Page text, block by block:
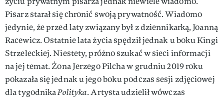
Pisarz starał się chronić swoją prywatność. Wiadomo
jedynie, że przed laty związany był z dziennikarką, Joanną
Racewicz. Ostatnie lata życia spędził jednak u boku Kingi
Strzeleckiej. Niestety, próżno szukać w sieci informacji
na jej temat. Żona Jerzego Pilcha w grudniu 2019 roku
pokazała się jednak u jego boku podczas sesji zdjęciowej
dla tygodnikaPolityka. Artysta udzielił wówczas